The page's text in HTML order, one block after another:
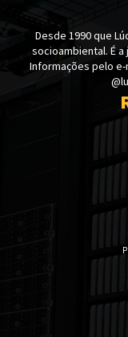
Desde 1990 que
socioambiental. É
Informações pelo e-